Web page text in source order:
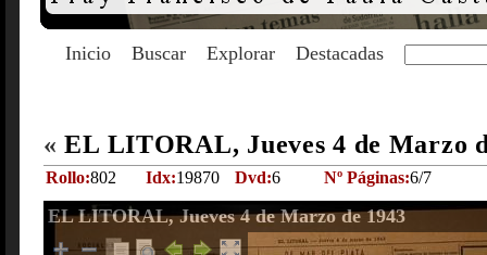
Inicio Buscar Explorar Destacadas
« EL LITORAL, Jueves 4 de Marzo
Rollo:802 Idx:19870 Dvd:6 Nº Páginas:6/7
EL LITORAL, Jueves 4 de Marzo de 1943